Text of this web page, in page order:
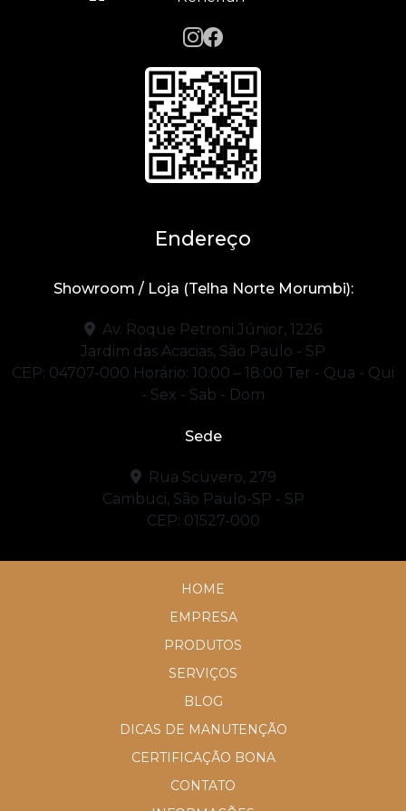
Endereço
Showroom / Loja (Telha Norte Morumbi):
Av. Roque Petroni Júnior, 1226
Jardim das Acacias, São Paulo - SP
CEP: 04707-000 Horário: 10:00 – 18:00 Ter - Qua - Qui
- Sex - Sab - Dom
Sede
Rua Scuvero, 279
Cambuci, São Paulo-SP - SP
CEP: 01527-000
HOME
EMPRESA
PRODUTOS
SERVIÇOS
BLOG
DICAS DE MANUTENÇÃO
CERTIFICAÇÃO BONA
CONTATO